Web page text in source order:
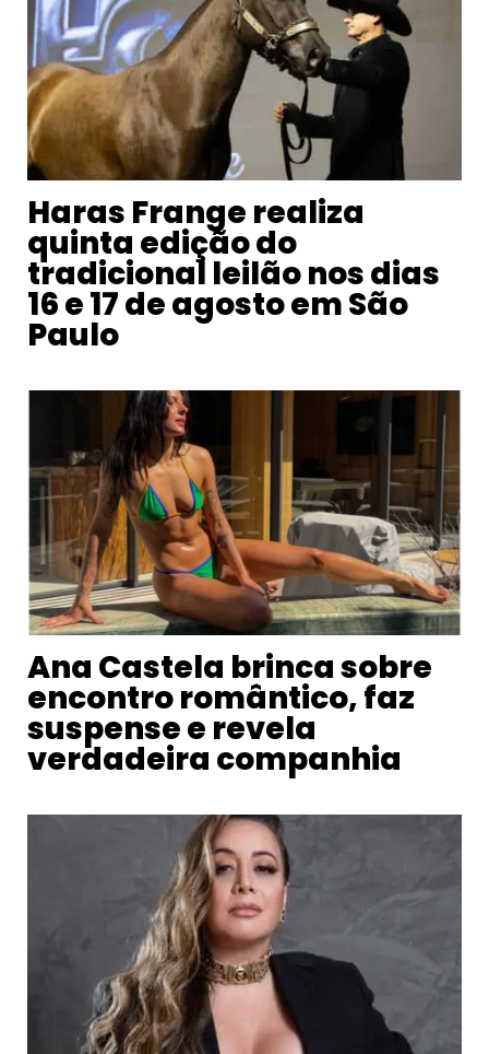
Haras Frange realiza
quinta edição do
tradicional leilão nos dias
16 e 17 de agosto em São
Paulo
Ana Castela brinca sobre
encontro romântico, faz
suspense e revela
verdadeira companhia